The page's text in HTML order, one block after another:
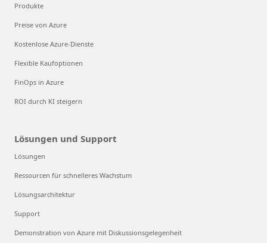
Produkte
Preise von Azure
Kostenlose Azure-Dienste
Flexible Kaufoptionen
FinOps in Azure
ROI durch KI steigern
Lösungen und Support
Lösungen
Ressourcen für schnelleres Wachstum
Lösungsarchitektur
Support
Demonstration von Azure mit Diskussionsgelegenheit